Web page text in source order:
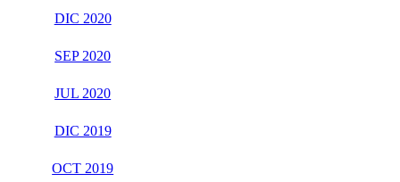
DIC 2020
SEP 2020
JUL 2020
DIC 2019
OCT 2019